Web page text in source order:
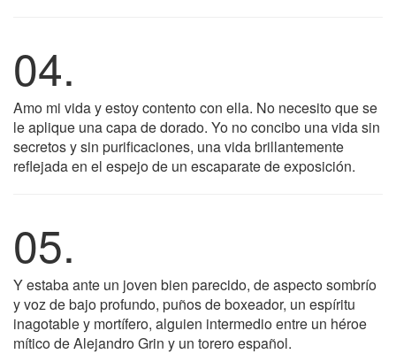
04.
Amo mi vida y estoy contento con ella. No necesito que se
le aplique una capa de dorado. Yo no concibo una vida sin
secretos y sin purificaciones, una vida brillantemente
reflejada en el espejo de un escaparate de exposición.
05.
Y estaba ante un joven bien parecido, de aspecto sombrío
y voz de bajo profundo, puños de boxeador, un espíritu
inagotable y mortífero, alguien intermedio entre un héroe
mítico de Alejandro Grin y un torero español.